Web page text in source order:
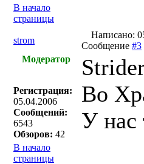
В начало
страницы
strom
Написано:
Сообщение #3
Модератор
Регистрация:
05.04.2006
Сообщений:
6543
Обзоров: 42
Во
У нас
В начало
страницы